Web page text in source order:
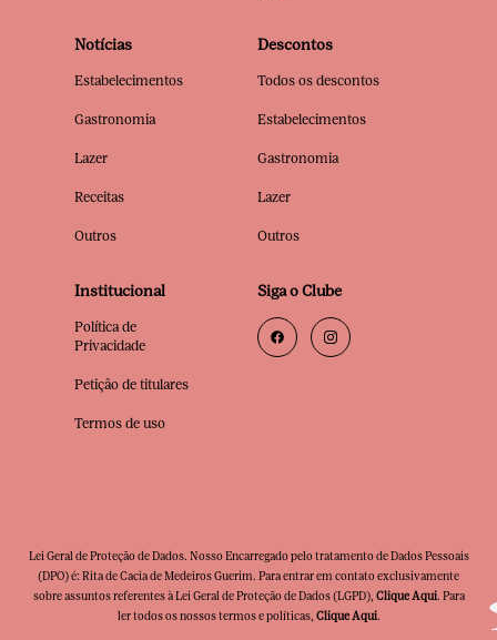
Notícias
Estabelecimentos
Gastronomia
Lazer
Receitas
Outros
Descontos
Todos os descontos
Estabelecimentos
Gastronomia
Lazer
Outros
Institucional
Política de
Privacidade
Petição de titulares
Termos de uso
Siga o Clube
Lei Geral de Proteção de Dados. Nosso Encarregado pelo tratamento de Dados Pessoais
(DPO) é: Rita de Cacia de Medeiros Guerim. Para entrar em contato exclusivamente
sobre assuntos referentes à Lei Geral de Proteção de Dados (LGPD), Clique Aqui. Para
ler todos os nossos termos e políticas, Clique Aqui.